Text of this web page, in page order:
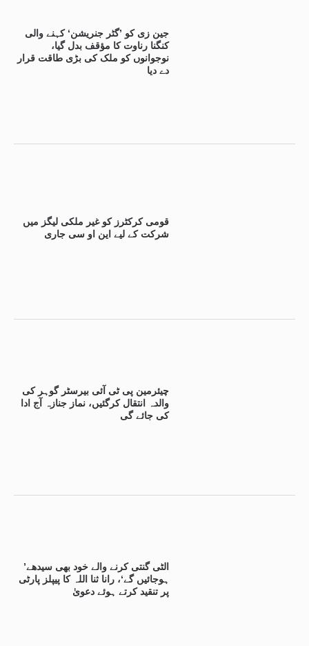
جین زی کو ’گٹر جنریشن‘ کہنے والی
کنگنا رناوت کا مؤقف بدل گیا،
نوجوانوں کو ملک کی بڑی طاقت قرار
دے دیا
قومی کرکٹرز کو غیر ملکی لیگز میں
شرکت کے لیے این او سی جاری
چیئرمین پی ٹی آئی بیرسٹر گوہر کی
والدہ انتقال کرگئیں، نماز جنازہ آج ادا
کی جائے گی
’الٹی گنتی کرنے والے خود بھی سیدھے
ہوجائیں گے‘، رانا ثنا اللہ کا پیپلز پارٹی
پر تنقید کرتے ہوئے دعویٰ